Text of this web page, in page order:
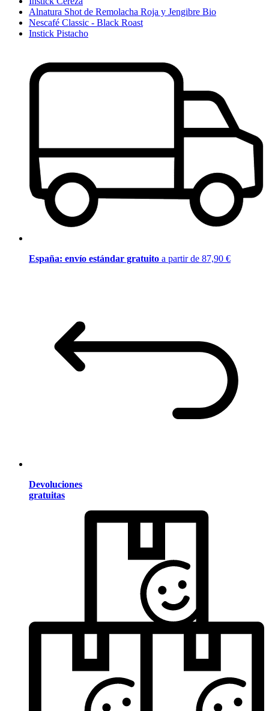
Alnatura Shot de Remolacha Roja y Jengibre Bio
Nescafé Classic - Black Roast
Instick Pistacho
España: envío estándar gratuito a partir de 87,90 €
Devoluciones
gratuitas